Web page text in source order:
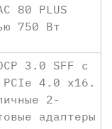
80 PLUS
750 Вт
3.0 SFF с
PCIe 4.0 x16.
2-
адаптеры